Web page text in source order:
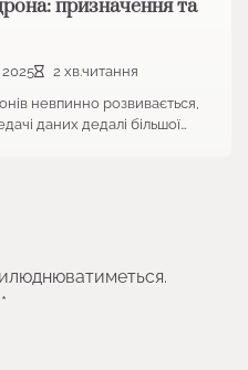
призначення та
2025
2 хв.читання
невпинно розвивається,
даних дедалі більшої…
*